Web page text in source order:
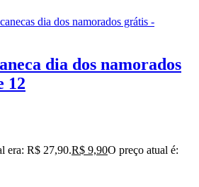
dia dos namorados
12
era: R$ 27,90.R$ 9,90O preço atual é: